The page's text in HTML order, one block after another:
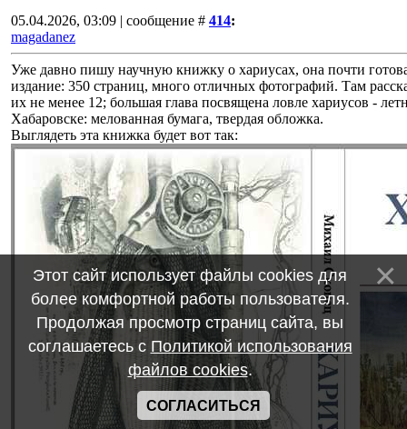
05.04.2026, 03:09 | сообщение # 414:
magadanez
Уже давно пишу научную книжку о хариусах, она почти
издание: 350 страниц, много отличных фотографий. Там
их не менее 12; большая глава посвящена ловле хариусов -
Хабаровске: мелованная бумага, твердая обложка.
Выглядеть эта книжка будет вот так:
Этот сайт использует файлы cookies для
более комфортной работы пользователя.
Продолжая просмотр страниц сайта, вы
соглашаетесь с Политикой использования
файлов cookies.
СОГЛАСИТЬСЯ